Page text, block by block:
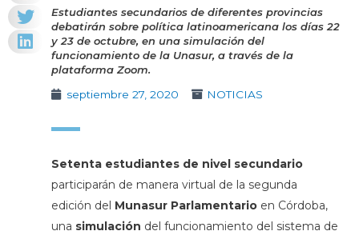
Estudiantes secundarios de diferentes provincias
debatirán sobre política latinoamericana los días 22
y 23 de octubre, en una simulación del
funcionamiento de la Unasur, a través de la
plataforma Zoom.
septiembre 27, 2020
NOTICIAS
Setenta estudiantes de nivel secundario
participarán de manera virtual de la segunda
edición del Munasur Parlamentario en Córdoba,
una simulación del funcionamiento del sistema de